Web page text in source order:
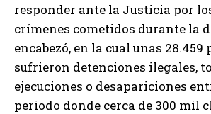
responder ante la Justicia por
crímenes cometidos durante la
encabezó, en la cual unas 28.459
sufrieron detenciones ilegales,
ejecuciones o desapariciones
periodo donde cerca de 300 mil